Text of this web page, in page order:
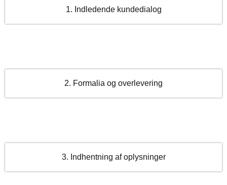
1. Indledende kundedialog
2. Formalia og overlevering
3. Indhentning af oplysninger